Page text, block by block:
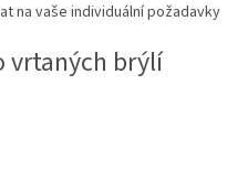
na vaše individuální požadavky
vrtaných brýlí